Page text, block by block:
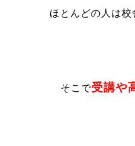
ほとんどの人は校
そこで受講や